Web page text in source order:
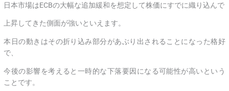
日本市場はECBの大幅な追加緩和を想定して株価にすでに織り込んで
上昇してきた側面が強いといえます。
本日の動きはその折り込み部分があぶり出されることになった格好
で、
今後の影響を考えると一時的な下落要因になる可能性が高いという
ことです。